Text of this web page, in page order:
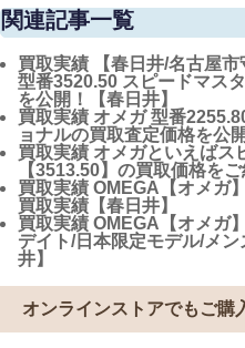
関連記事一覧
買取実績 【春日井/名古屋
型番3520.50 スピードマス
を公開！【春日井】
買取実績 オメガ 型番
ョナルの買取査定価格を公
買取実績 オメガといえばス
【3513.50】の買取価格を
買取実績 OMEGA【オメガ
買取実績【春日井】
買取実績 OMEGA【オメガ
デイト/日本限定モデル/メ
井】
オンラインストアでもご